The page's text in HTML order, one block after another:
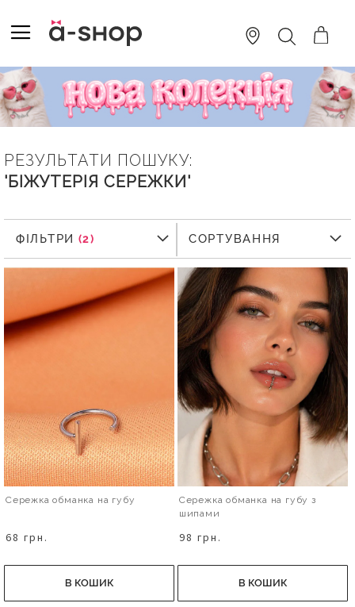
TO
CONTENT
ПОШУК
РЕЗУЛЬТАТИ ПОШУКУ:
'БІЖУТЕРІЯ СЕРЕЖКИ'
ФІЛЬТРИ
ФІЛЬТРИ СОРТУВАННЯ
Сережка обманка на губу
68 грн.
В КОШИК
Сережка обманка на губу з
шипами
98 грн.
В КОШИК